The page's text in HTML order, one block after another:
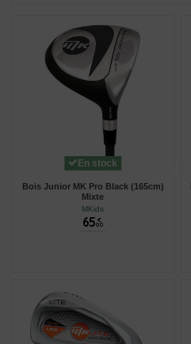
En stock
Bois Junior MK Pro Black (165cm)
Mixte
MKids
65 €
00